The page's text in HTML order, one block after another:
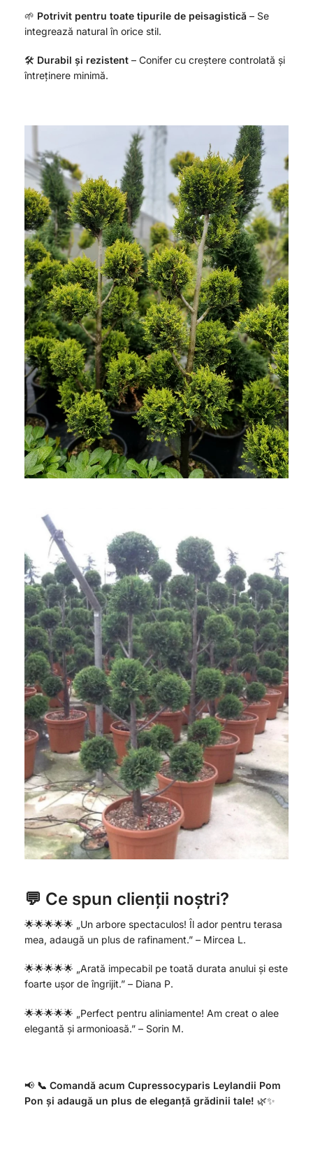
🌱 Potrivit pentru toate tipurile de peisagistică – Se
integrează natural în orice stil.
🛠 Durabil și rezistent – Conifer cu creștere controlată și
întreținere minimă.
💬 Ce spun clienții noștri?
🌟🌟🌟🌟🌟 „Un arbore spectaculos! Îl ador pentru terasa
mea, adaugă un plus de rafinament.” – Mircea L.
🌟🌟🌟🌟🌟 „Arată impecabil pe toată durata anului și este
foarte ușor de îngrijit.” – Diana P.
🌟🌟🌟🌟🌟 „Perfect pentru aliniamente! Am creat o alee
elegantă și armonioasă.” – Sorin M.
📢 📞 Comandă acum Cupressocyparis Leylandii Pom
Pon și adaugă un plus de eleganță grădinii tale! 🌿✨